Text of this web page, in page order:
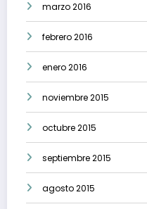
marzo 2016
febrero 2016
enero 2016
noviembre 2015
octubre 2015
septiembre 2015
agosto 2015